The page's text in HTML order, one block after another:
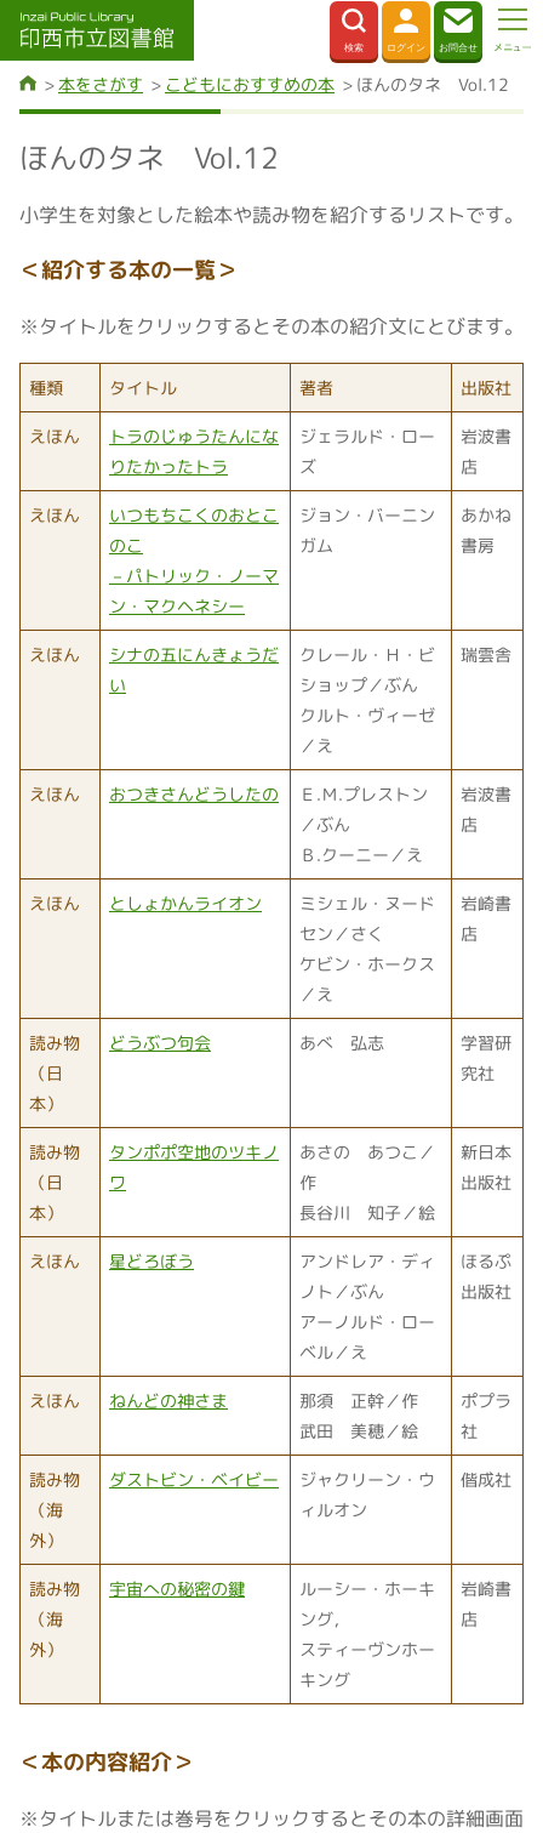
本をさがす こどもにおすすめの本 ほんのタネ Vol.12
ほんのタネ Vol.12
小学生を対象とした絵本や読み物を紹介するリストです。
＜紹介する本の一覧＞
※タイトルをクリックするとその本の紹介文にとびます。
種類 タイトル 著者 出版社
えほん
トラのじゅうたんにな
りたかったトラ
ジェラルド・ロー
ズ
岩波書
店
えほん
いつもちこくのおとこ
のこ
－パトリック・ノーマ
ン・マクヘネシー
ジョン・バーニン
ガム
あかね
書房
えほん
シナの五にんきょうだ
い
クレール・Ｈ・ビ
ショップ／ぶん
クルト・ヴィーゼ
／え
瑞雲舎
えほん おつきさんどうしたの
Ｅ.Ｍ.プレストン
／ぶん
Ｂ.クーニー／え
岩波書
店
えほん としょかんライオン
ミシェル・ヌード
セン／さく
ケビン・ホークス
／え
岩崎書
店
読み物
（日
本）
どうぶつ句会 あべ 弘志
学習研
究社
読み物
（日
本）
タンポポ空地のツキノ
ワ
あさの あつこ／
作
長谷川 知子／絵
新日本
出版社
えほん 星どろぼう
アンドレア・ディ
ノト／ぶん
アーノルド・ロー
ベル／え
ほるぷ
出版社
えほん ねんどの神さま
那須 正幹／作
武田 美穂／絵
ポプラ
社
読み物
（海
外）
ダストビン・ベイビー
ジャクリーン・ウ
ィルオン
偕成社
読み物
（海
外）
宇宙への秘密の鍵
ルーシー・ホーキ
ング，
スティーヴンホー
キング
岩崎書
店
＜本の内容紹介＞
※タイトルまたは巻号をクリックするとその本の詳細画面